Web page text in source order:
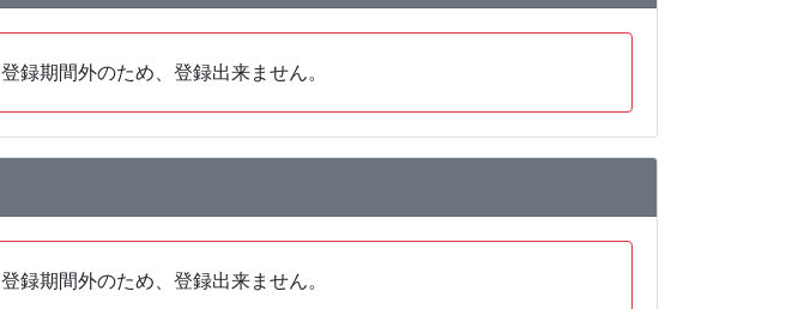
登録期間外のため、登録出来ません。
登録期間外のため、登録出来ません。